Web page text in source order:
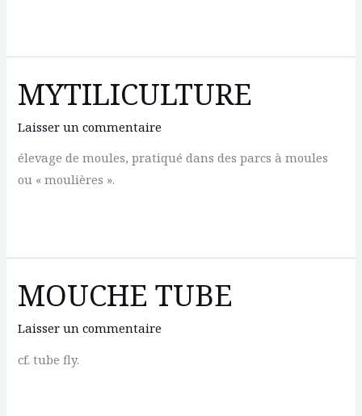
MYTILICULTURE
Laisser un commentaire
élevage de moules, pratiqué dans des parcs à moules
ou « moulières ».
MOUCHE TUBE
Laisser un commentaire
cf. tube fly.